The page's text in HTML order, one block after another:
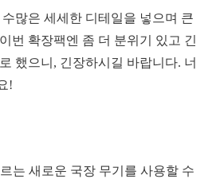
많은 세세한 디테일을 넣으며 큰
번 확장팩엔 좀 더 분위기 있고 긴
했으니, 긴장하시길 바랍니다. 너
!
는 새로운 국장 무기를 사용할 수